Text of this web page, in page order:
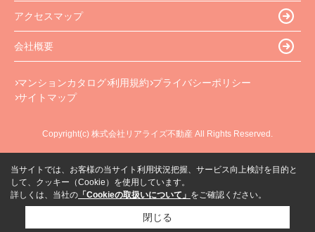
アクセスマップ
会社概要
マンションカタログ 利用規約 プライバシーポリシー
サイトマップ
Copyright(c) 株式会社リアライズ不動産 All Rights Reserved.
当サイトでは、お客様の当サイト利用状況把握、サービス向上検討を目的と
して、クッキー（Cookie）を使用しています。
詳しくは、当社の 「Cookieの取扱いについて」 をご確認ください。
閉じる